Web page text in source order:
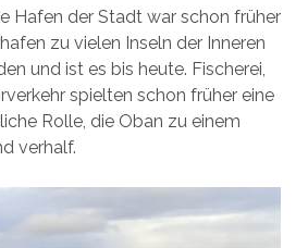
Hafen der Stadt war schon früher
zu vielen Inseln der Inneren
und ist es bis heute. Fischerei,
spielten schon früher eine
Rolle, die Oban zu einem
verhalf.